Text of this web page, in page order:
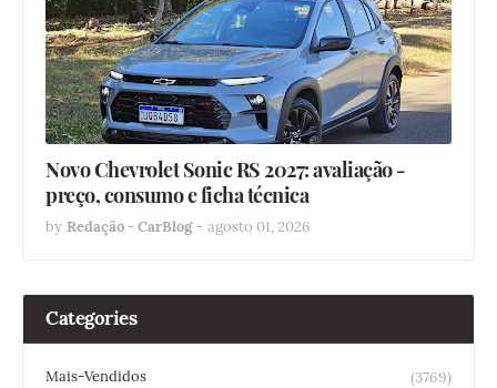
Novo Chevrolet Sonic RS 2027: avaliação -
preço, consumo e ficha técnica
by Redação - CarBlog - agosto 01, 2026
Categories
Mais-Vendidos
(3769)